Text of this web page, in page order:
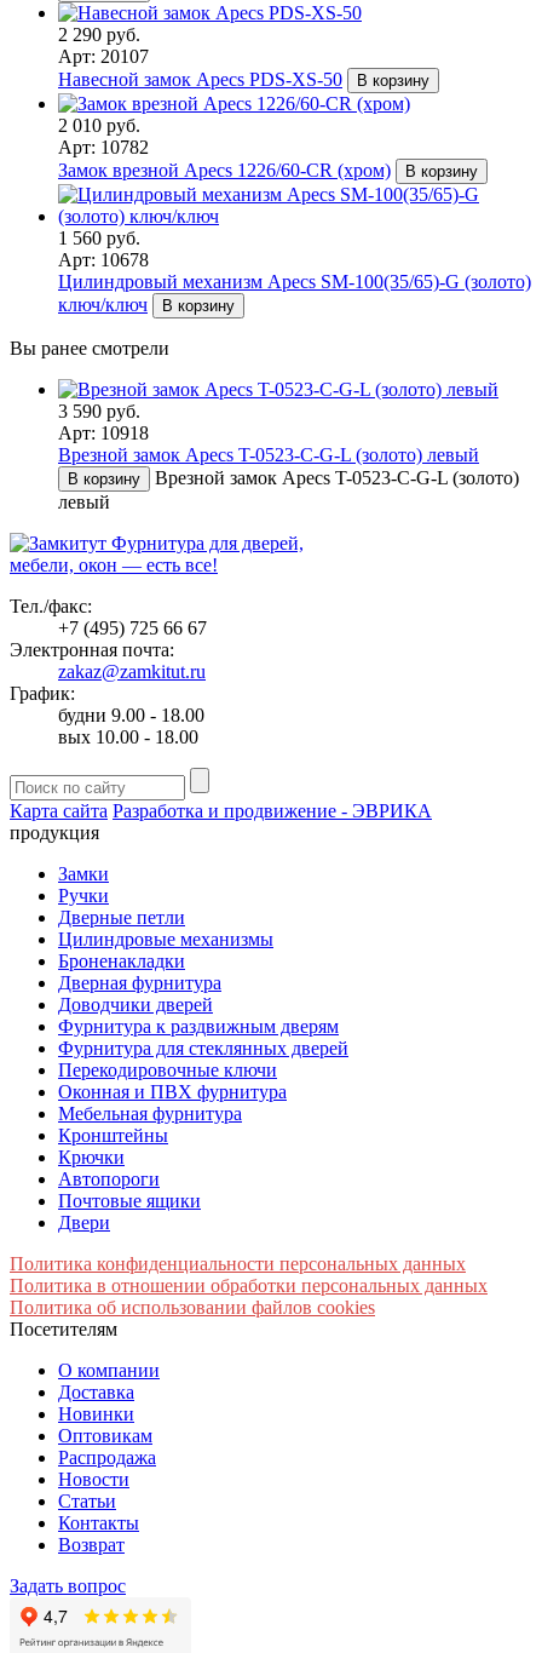
2 290 руб.
Арт: 20107
Навесной замок Apecs PDS-XS-50
В корзину
2 010 руб.
Арт: 10782
Замок врезной Apecs 1226/60-CR (хром)
В корзину
1 560 руб.
Арт: 10678
Цилиндровый механизм Apecs SM-100(35/65)-G (золото)
ключ/ключ
В корзину
Вы ранее смотрели
3 590 руб.
Арт: 10918
Врезной замок Apecs T-0523-C-G-L (золото) левый
В корзину
Врезной замок Apecs T-0523-C-G-L (золото)
левый
Фурнитура для дверей,
мебели, окон — есть все!
Тел./факс:
+7 (495) 725 66 67
Электронная почта:
zakaz@zamkitut.ru
График:
будни 9.00 - 18.00
вых 10.00 - 18.00
Карта сайта Разработка и продвижение - ЭВРИКА
продукция
Замки
Ручки
Дверные петли
Цилиндровые механизмы
Броненакладки
Дверная фурнитура
Доводчики дверей
Фурнитура к раздвижным дверям
Фурнитура для стеклянных дверей
Перекодировочные ключи
Оконная и ПВХ фурнитура
Мебельная фурнитура
Кронштейны
Крючки
Автопороги
Почтовые ящики
Двери
Политика конфиденциальности персональных данных
Политика в отношении обработки персональных данных
Политика об использовании файлов cookies
Посетителям
О компании
Доставка
Новинки
Оптовикам
Распродажа
Новости
Статьи
Контакты
Возврат
Задать вопрос